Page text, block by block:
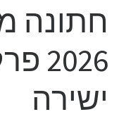
חתונה
ישירה